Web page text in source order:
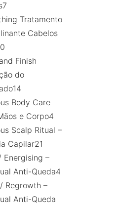
7
Tratamento
Cabelos
Finish
do
14
Body Care
e Corpo4
Scalp Ritual –
Capilar21
Energising –
Anti-Queda4
Regrowth –
Anti-Queda